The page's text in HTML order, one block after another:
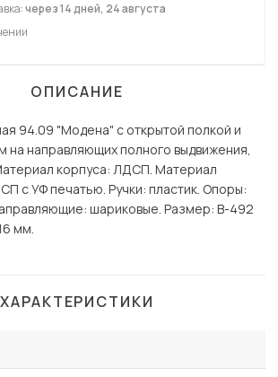
через 14 дней, 24 августа
ОПИСАНИЕ
94.09 "Модена" с открытой полкой и
на направляющих полного выдвижения,
корпуса: ЛДСП. Материал
с УФ печатью. Ручки: пластик. Опоры:
шариковые. Размер: В-492
мм.
ХАРАКТЕРИСТИКИ